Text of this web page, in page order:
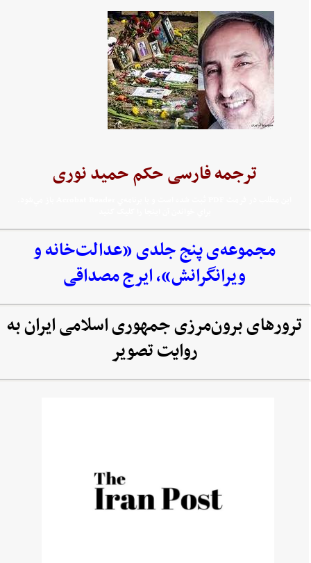
ترجمه فارسی حکم حمید نوری
مجموعه‌‌ی پنج جلدی «عدالت‌خانه و
ویرانگرانش»، ایرج مصداقی
ترورهای برون‌مرزی جمهوری اسلامی ایران به
روایت تصویر